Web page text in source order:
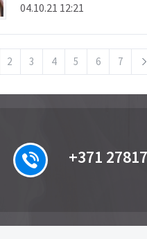
04.10.21 12:21
2 3 4 5 6 7
+371